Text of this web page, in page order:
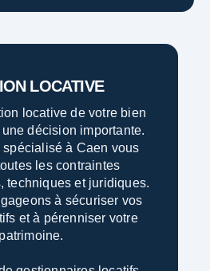
LOCATIVE
locative de votre bien
décision importante.
spécialisé à Caen vous
les contraintes
techniques et juridiques.
à sécuriser vos
et à pérenniser votre
patrimoine.